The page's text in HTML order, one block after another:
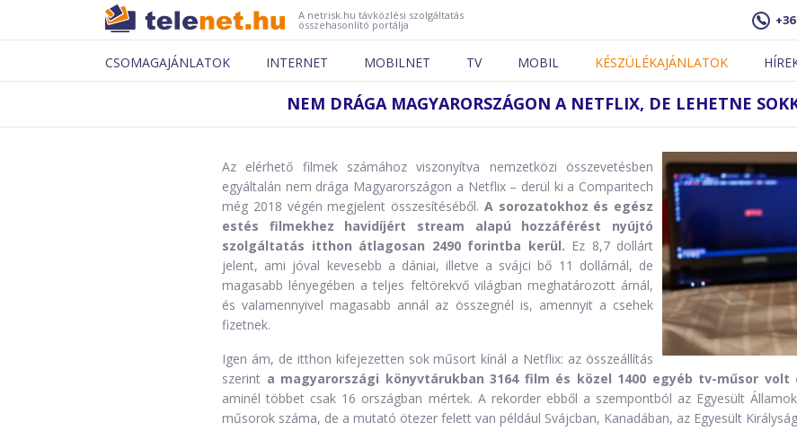
A netrisk.hu távközlési szolgáltatás
összehasonlító portálja
CSOMAGAJÁNLATOK INTERNET MOBILNET TV MOBIL KÉSZÜLÉKAJÁNLATOK
NEM DRÁGA MAGYARORSZÁGON A NETFLIX, DE LEHETNE
Az elérhető filmek számához viszonyítva nemzetközi összevetésben
egyáltalán nem drága Magyarországon a Netflix – derül ki a Comparitech
még 2018 végén megjelent összesítéséből. A sorozatokhoz és egész
estés filmekhez havidíjért stream alapú hozzáférést nyújtó
szolgáltatás itthon átlagosan 2490 forintba kerül. Ez 8,7 dollárt
jelent, ami jóval kevesebb a dániai, illetve a svájci bő 11 dollárnál, de
magasabb lényegében a teljes feltörekvő világban meghatározott árnál,
és valamennyivel magasabb annál az összegnél is, amennyit a csehek
fizetnek.
Igen ám, de itthon kifejezetten sok műsort kínál a Netflix: az összeállítás
szerint a magyarországi könyvtárukban 3164 film és közel 1400 egyéb tv-műsor
aminél többet csak 16 országban mértek. A rekorder ebből a szempontból az Egyesült
műsorok száma, de a mutató ötezer felett van például Svájcban, Kanadában, az Egyesült